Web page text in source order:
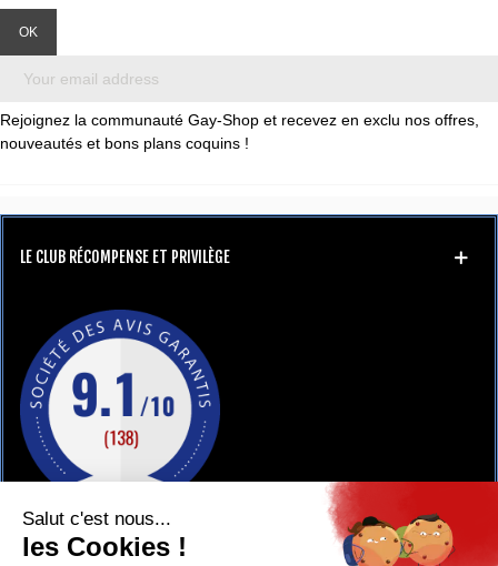
Rejoignez la communauté Gay-Shop et recevez en exclu nos offres,
nouveautés et bons plans coquins !
LE CLUB RÉCOMPENSE ET PRIVILÈGE